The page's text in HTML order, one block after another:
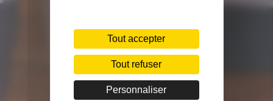
Tout accepter
Tout refuser
Personnaliser